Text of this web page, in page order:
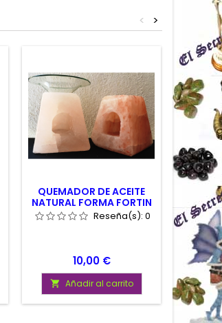
>
<
QUEMADOR DE ACEITE
NATURAL FORMA FORTIN
DE SAL DEL HIMALAYA
Reseña(s): 0
Precio
10,00 €
 Añadir al carrito
de
